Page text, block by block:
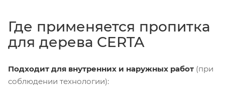
Где применяется пропитка
для дерева CERTA
Подходит для внутренних и наружных работ (при
соблюдении технологии):